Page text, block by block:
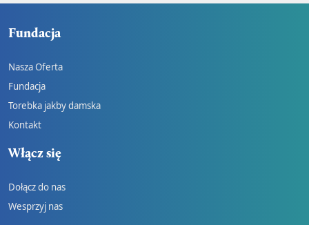
Fundacja
Nasza Oferta
Fundacja
Torebka jakby damska
Kontakt
Włącz się
Dołącz do nas
Wesprzyj nas